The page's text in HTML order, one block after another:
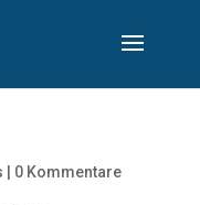
0 Kommentare